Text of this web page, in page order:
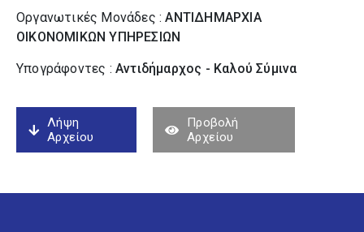
Οργανωτικές Μονάδες :ΑΝΤΙΔΗΜΑΡΧΙΑ
ΟΙΚΟΝΟΜΙΚΩΝ ΥΠΗΡΕΣΙΩΝ
Υπογράφοντες : Αντιδήμαρχος - Καλού Σύµινα
Λήψη
Αρχείου
Προβολή
Αρχείου